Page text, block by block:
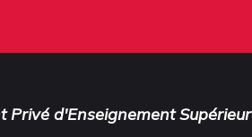
Privé d'Enseignement Supérieur